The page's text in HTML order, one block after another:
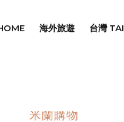
海外旅遊 台灣
米蘭購物